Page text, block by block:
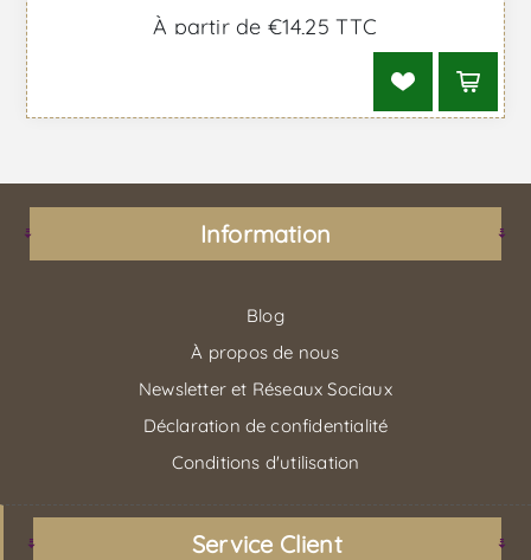
À partir de €14,25 TTC
Information
Blog
À propos de nous
Newsletter et Réseaux Sociaux
Déclaration de confidentialité
Conditions d'utilisation
Service Client